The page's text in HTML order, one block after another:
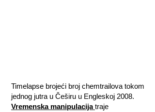
Timelapse brojeći broj chemtrailova tokom
jednog jutra u Češiru u Engleskoj 2008.
Vremenska manipulacija traje